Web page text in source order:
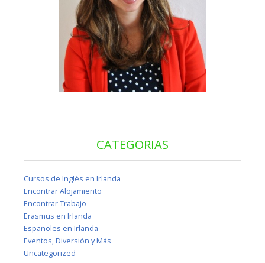
CATEGORIAS
Cursos de Inglés en Irlanda
Encontrar Alojamiento
Encontrar Trabajo
Erasmus en Irlanda
Españoles en Irlanda
Eventos, Diversión y Más
Uncategorized